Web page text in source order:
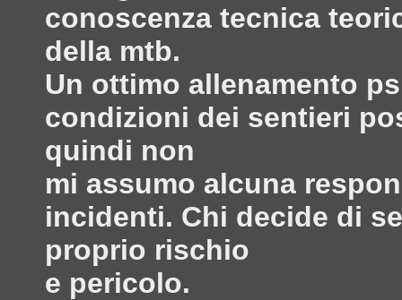
conoscenza tecnica
della mtb.
Un ottimo allenamento
condizioni dei sentieri
quindi non
mi assumo alcuna
incidenti. Chi decide di
proprio rischio
e pericolo.